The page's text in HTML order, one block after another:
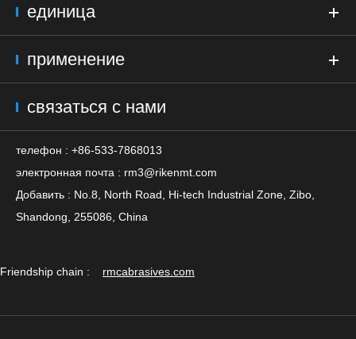
единица
применение
связаться с нами
телефон : +86-533-7868013
электронная почта : rm3@rikenmt.com
Добавить : No.8, North Road, Hi-tech Industrial Zone, Zibo,
Shandong, 255086, China
Friendship chain : rmcabrasives.com